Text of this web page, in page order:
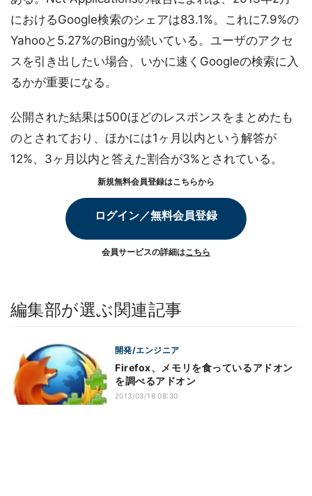
におけるGoogle検索のシェアは83.1%。これに7.9%の
Yahooと5.27%のBingが続いている。ユーザのアクセ
スを引き出したい場合、いかに速くGoogleの検索に入
るかが重要になる。
公開された結果は500ほどのレスポンスをまとめたも
のとされており、ほかには1ヶ月以内という解答が
12%、3ヶ月以内と答えた割合が3%とされている。
新規無料会員登録はこちらから
ログイン／無料会員登録
会員サービスの詳細はこちら
編集部が選ぶ関連記事
開発/エンジニア
Firefox、メモリを食っているアドオン
を調べるアドオン
2013/03/18 08:30